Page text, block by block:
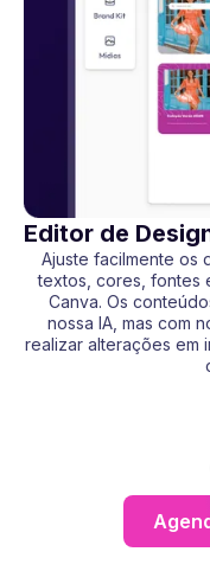
Editor de
Ajuste facilmente os
textos, cores, fontes
Canva. Os
nossa IA, mas com
realizar alterações em